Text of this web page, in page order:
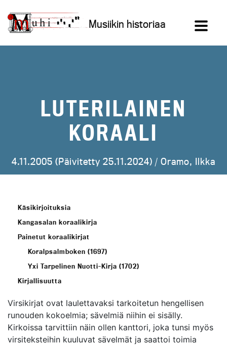
sisältöön
Musiikin historiaa
LUTERILAINEN
KORAALI
4.11.2005 (Päivitetty 25.11.2024) / Oramo, Ilkka
Käsikirjoituksia
Kangasalan koraalikirja
Painetut koraalikirjat
Koralpsalmboken (1697)
Yxi Tarpelinen Nuotti-Kirja (1702)
Kirjallisuutta
Virsikirjat ovat laulettavaksi tarkoitetun hengellisen
runouden kokoelmia; sävelmiä niihin ei sisälly.
Kirkoissa tarvittiin näin ollen kanttori, joka tunsi myös
virsiteksteihin kuuluvat sävelmät ja saattoi toimia